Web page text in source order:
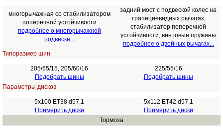
многорычажная со стабилизатором
поперечной устойчивости
подробнее о многорычажной
подвеске...
задний мост с подвеской колес на
трапециевидных рычагах,
стабилизатор поперечной
устойчивости, винтовые пружины
подробнее о двойных рычагах...
Типоразмер шин
205/65/15, 205/60/16
Подобрать шины
225/55/16
Подобрать шины
Параметры дисков
5x100 ET38 d57,1
Примерить диски
5x112 ET42 d57.1
Примерить диски
Тормоза